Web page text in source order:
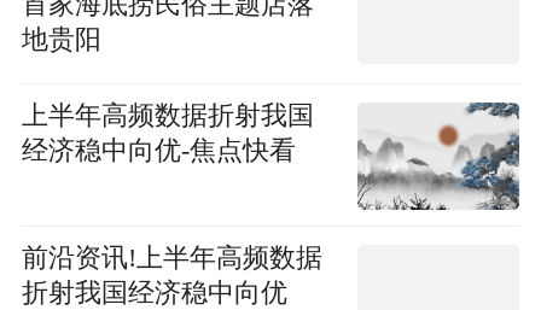
地贵阳
上半年高频数据折射我国
经济稳中向优-焦点快看
前沿资讯!上半年高频数据
折射我国经济稳中向优